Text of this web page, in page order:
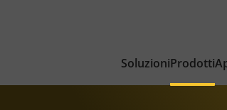
SoluzioniProdotti